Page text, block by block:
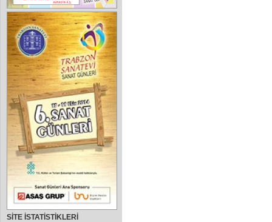
SİTE İSTATİSTİKLERİ